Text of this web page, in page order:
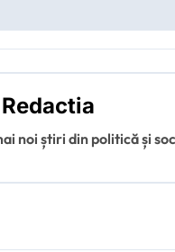
Redactia
noi știri din politică și